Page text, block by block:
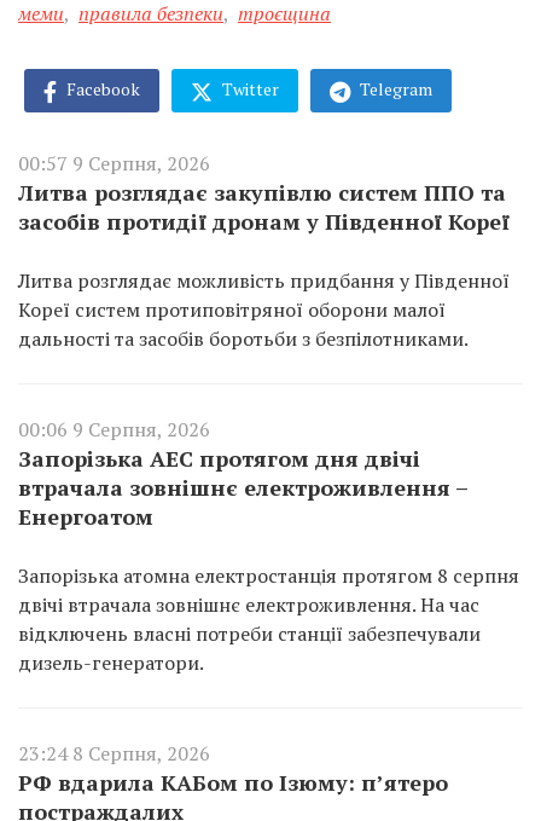
меми, правила безпеки, троєщина
Facebook Twitter Telegram
00:57 9 Серпня, 2026
Литва розглядає закупівлю систем ППО та
засобів протидії дронам у Південної Кореї
Литва розглядає можливість придбання у Південної
Кореї систем протиповітряної оборони малої
дальності та засобів боротьби з безпілотниками.
00:06 9 Серпня, 2026
Запорізька АЕС протягом дня двічі
втрачала зовнішнє електроживлення –
Енергоатом
Запорізька атомна електростанція протягом 8 серпня
двічі втрачала зовнішнє електроживлення. На час
відключень власні потреби станції забезпечували
дизель-генератори.
23:24 8 Серпня, 2026
РФ вдарила КАБом по Ізюму: п’ятеро
постраждалих